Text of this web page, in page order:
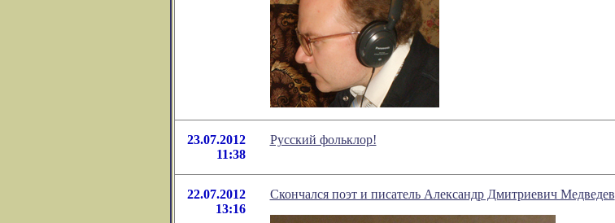
23.07.2012
11:38
Русский фольклор!
22.07.2012
13:16
Скончался поэт и писатель Александр Дмитриевич Медведев